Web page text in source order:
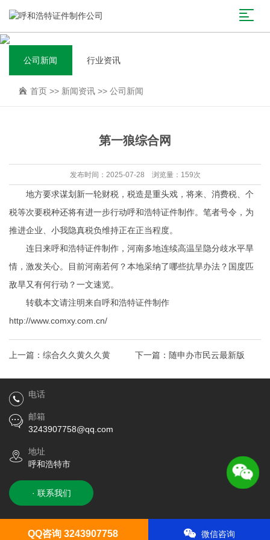
公司新闻 行业资讯
首页 >> 新闻资讯 >> 公司新闻
第一狼综合网
发布时间：2025-07-28 浏览量：159次
地方要求谋划新一轮财税，税造是重头戏，将来、消费税、个
税等次要税种还将有进一步行动呼和浩特证件制作。笔者号令，为
推进企业、小我隐真税负维持正在正当程度。
连日来呼和浩特证件制作 ，河南多地连续高温呈隐分歧水平旱
情，激发关心。目前河南若何？本地采纳了哪些抗旱办法？国度匹
敌旱又有何行动？一文速览。
转载本文请注明来自呼和浩特证件制作
http://www.comxy.com.cn/
上一篇： 综合久久黄久久黄 下一篇： 随申办市民云最新版
电话
邮箱
3243907758@qq.com
地址
呼和浩特市
· 联系我们
QQ咨询 3243907758 微信咨询